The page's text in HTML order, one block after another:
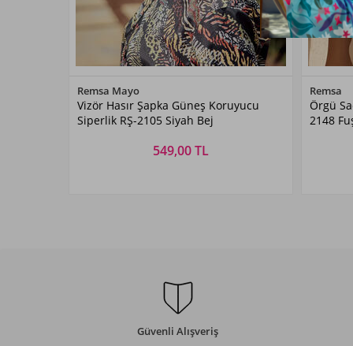
Siyah
Remsa Mayo
Vizör Hasır Şapka Güneş Koruyucu
Siperlik RŞ-2105 Siyah Bej
549,00 TL
Remsa
Örgü
2148
Güvenli Alışveriş